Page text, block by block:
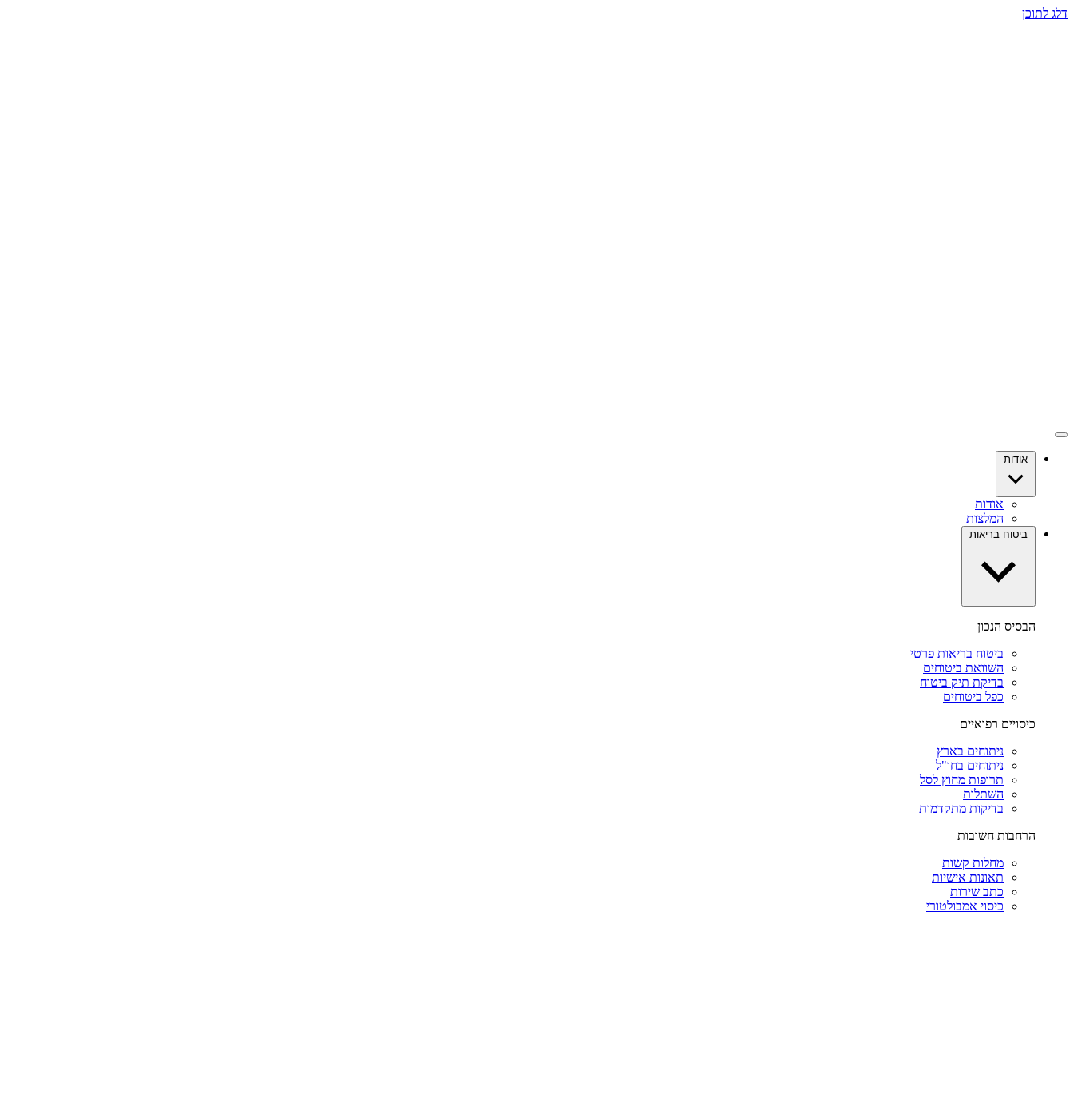
דלג לתוכן
אודות
אודות
המלצות
ביטוח בריאות
הבסיס הנכון
ביטוח בריאות פרטי
השוואת ביטוחים
בדיקת תיק ביטוח
כפל ביטוחים
כיסויים רפואיים
ניתוחים בארץ
ניתוחים בחו"ל
תרופות מחוץ לסל
השתלות
בדיקות מתקדמות
הרחבות חשובות
מחלות קשות
תאונות אישיות
כתב שירות
כיסוי אמבולטורי